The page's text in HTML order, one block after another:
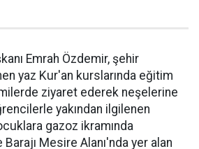
Emrah Özdemir, şehir
yaz Kur'an kurslarında eğitim
ziyaret ederek neşelerine
yakından ilgilenen
gazoz ikramında
Mesire Alanı'nda yer alan